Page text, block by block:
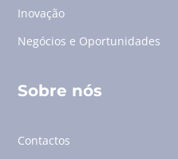
Inovação
Negócios e Oportunidades
Sobre nós
Contactos